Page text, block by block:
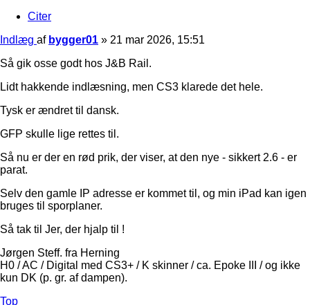
Citer
Indlæg af bygger01 » 21 mar 2026, 15:51
Så gik osse godt hos J&B Rail.
Lidt hakkende indlæsning, men CS3 klarede det hele.
Tysk er ændret til dansk.
GFP skulle lige rettes til.
Så nu er der en rød prik, der viser, at den nye - sikkert 2.6 - er
parat.
Selv den gamle IP adresse er kommet til, og min iPad kan igen
bruges til sporplaner.
Så tak til Jer, der hjalp til !
Jørgen Steff. fra Herning
H0 / AC / Digital med CS3+ / K skinner / ca. Epoke III / og ikke
kun DK (p. gr. af dampen).
Top